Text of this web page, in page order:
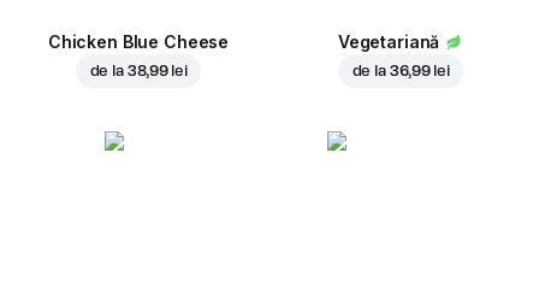
Chicken Blue Cheese
de la 38,99 lei
Vegetariană
de la 36,99 lei